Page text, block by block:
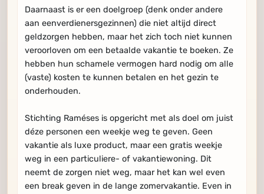
Daarnaast is er een doelgroep (denk onder andere
aan eenverdienersgezinnen) die niet altijd direct
geldzorgen hebben, maar het zich toch niet kunnen
veroorloven om een betaalde vakantie te boeken. Ze
hebben hun schamele vermogen hard nodig om alle
(vaste) kosten te kunnen betalen en het gezin te
onderhouden.
Stichting Raméses is opgericht met als doel om juist
déze personen een weekje weg te geven. Geen
vakantie als luxe product, maar een gratis weekje
weg in een particuliere- of vakantiewoning. Dit
neemt de zorgen niet weg, maar het kan wel even
een break geven in de lange zomervakantie. Even in